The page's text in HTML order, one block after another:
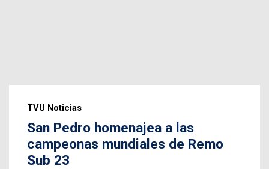
TVU Noticias
San Pedro homenajea a las
campeonas mundiales de Remo
Sub 23